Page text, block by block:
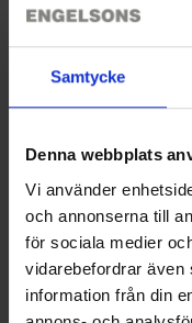
Samtycke
Denna webbplats
Vi använder
och annonserna till
för sociala medier
vidarebefordrar även
information från din
High Mountain
8143